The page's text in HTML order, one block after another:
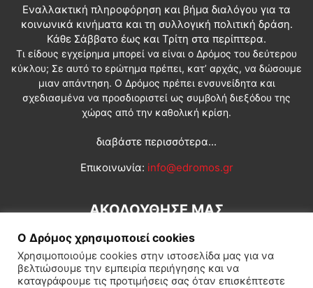
Εναλλακτική πληροφόρηση και βήμα διαλόγου για τα
κοινωνικά κινήματα και τη συλλογική πολιτική δράση.
Κάθε Σάββατο έως και Τρίτη στα περίπτερα.
Τι είδους εγχείρημα μπορεί να είναι ο Δρόμος του δεύτερου
κύκλου; Σε αυτό το ερώτημα πρέπει, κατ’ αρχάς, να δώσουμε
μιαν απάντηση. Ο Δρόμος πρέπει ενσυνείδητα και
σχεδιασμένα να προσδιοριστεί ως συμβολή διεξόδου της
χώρας από την καθολική κρίση.
διαβάστε περισσότερα...
Επικοινωνία: info@edromos.gr
ΑΚΟΛΟΥΘΗΣΕ ΜΑΣ
Ο Δρόμος χρησιμοποιεί cookies
Χρησιμοποιούμε cookies στην ιστοσελίδα μας για να
βελτιώσουμε την εμπειρία περιήγησης και να
καταγράφουμε τις προτιμήσεις σας όταν επισκέπτεστε